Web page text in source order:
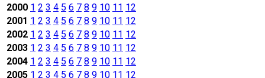
2000 1 2 3 4 5 6 7 8 9 10 11 12
2001 1 2 3 4 5 6 7 8 9 10 11 12
2002 1 2 3 4 5 6 7 8 9 10 11 12
2003 1 2 3 4 5 6 7 8 9 10 11 12
2004 1 2 3 4 5 6 7 8 9 10 11 12
2005 1 2 3 4 5 6 7 8 9 10 11 12